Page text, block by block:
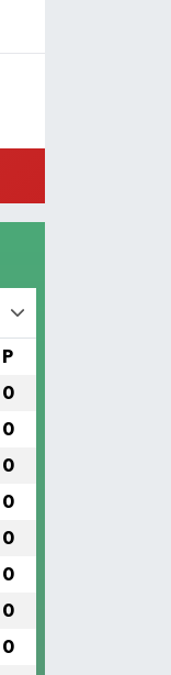
P
0
0
0
0
0
0
0
0